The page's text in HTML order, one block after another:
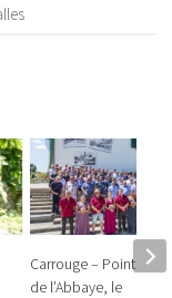
Carrouge – Point
de l’Abbaye, le